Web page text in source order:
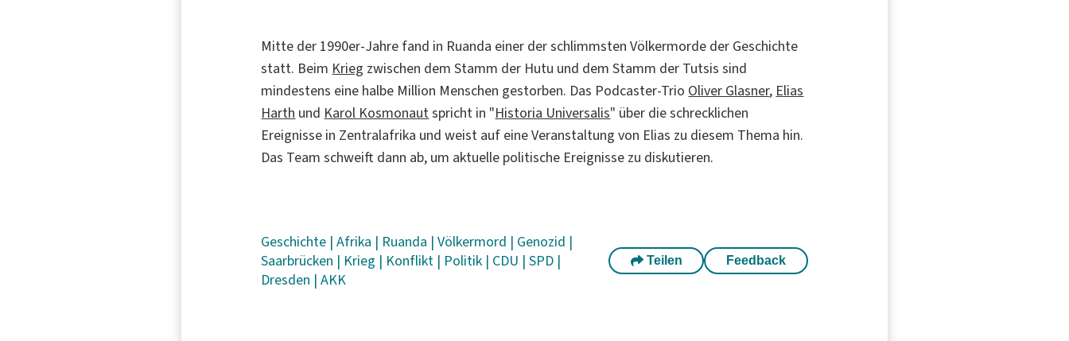
Mitte der 1990er-Jahre fand in Ruanda einer der schlimmsten Völkermorde der Geschichte
statt. Beim Krieg zwischen dem Stamm der Hutu und dem Stamm der Tutsis sind
mindestens eine halbe Million Menschen gestorben. Das Podcaster-Trio Oliver Glasner, Elias
Harth und Karol Kosmonautspricht in "Historia Universalis" über die schrecklichen
Ereignisse in Zentralafrika und weist auf eine Veranstaltung von Elias zu diesem Thema hin.
Das Team schweift dann ab, um aktuelle politische Ereignisse zu diskutieren.
Geschichte |Afrika | Ruanda |Völkermord | Genozid |
Saarbrücken | Krieg | Konflikt | Politik | CDU |SPD |
Dresden |AKK
Teilen Feedback